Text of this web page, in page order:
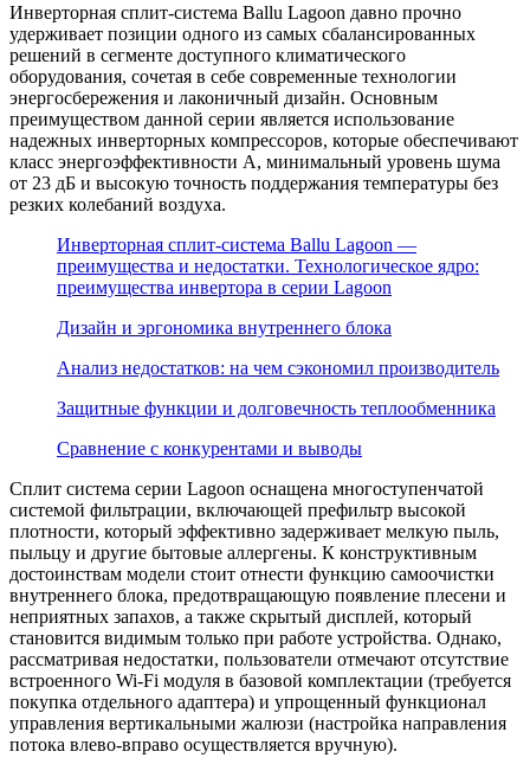
Инверторная сплит-система Ballu Lagoon давно прочно
удерживает позиции одного из самых сбалансированных
решений в сегменте доступного климатического
оборудования, сочетая в себе современные технологии
энергосбережения и лаконичный дизайн. Основным
преимуществом данной серии является использование
надежных инверторных компрессоров, которые обеспечивают
класс энергоэффективности A, минимальный уровень шума
от 23 дБ и высокую точность поддержания температуры без
резких колебаний воздуха.
Инверторная сплит-система Ballu Lagoon —
преимущества и недостатки. Технологическое ядро:
преимущества инвертора в серии Lagoon
Дизайн и эргономика внутреннего блока
Анализ недостатков: на чем сэкономил производитель
Защитные функции и долговечность теплообменника
Сравнение с конкурентами и выводы
Сплит система серии Lagoon оснащена многоступенчатой
системой фильтрации, включающей префильтр высокой
плотности, который эффективно задерживает мелкую пыль,
пыльцу и другие бытовые аллергены. К конструктивным
достоинствам модели стоит отнести функцию самоочистки
внутреннего блока, предотвращающую появление плесени и
неприятных запахов, а также скрытый дисплей, который
становится видимым только при работе устройства. Однако,
рассматривая недостатки, пользователи отмечают отсутствие
встроенного Wi-Fi модуля в базовой комплектации (требуется
покупка отдельного адаптера) и упрощенный функционал
управления вертикальными жалюзи (настройка направления
потока влево-вправо осуществляется вручную).